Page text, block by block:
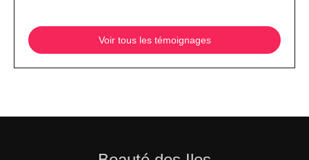
Voir tous les témoignages